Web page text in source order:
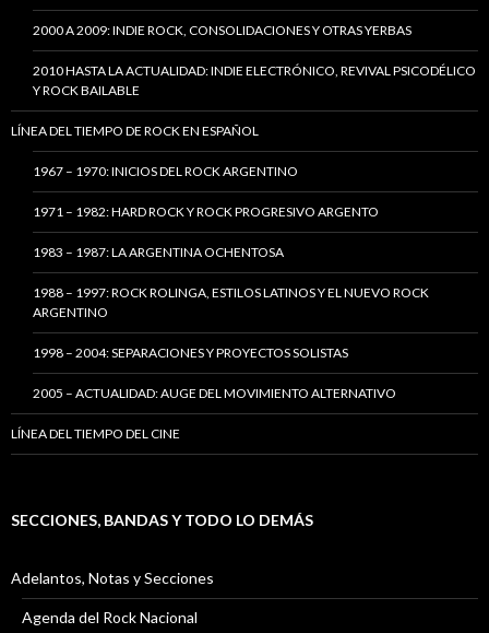
2000 A 2009: INDIE ROCK, CONSOLIDACIONES Y OTRAS YERBAS
2010 HASTA LA ACTUALIDAD: INDIE ELECTRÓNICO, REVIVAL PSICODÉLICO
Y ROCK BAILABLE
LÍNEA DEL TIEMPO DE ROCK EN ESPAÑOL
1967 – 1970: INICIOS DEL ROCK ARGENTINO
1971 – 1982: HARD ROCK Y ROCK PROGRESIVO ARGENTO
1983 – 1987: LA ARGENTINA OCHENTOSA
1988 – 1997: ROCK ROLINGA, ESTILOS LATINOS Y EL NUEVO ROCK
ARGENTINO
1998 – 2004: SEPARACIONES Y PROYECTOS SOLISTAS
2005 – ACTUALIDAD: AUGE DEL MOVIMIENTO ALTERNATIVO
LÍNEA DEL TIEMPO DEL CINE
SECCIONES, BANDAS Y TODO LO DEMÁS
Adelantos, Notas y Secciones
Agenda del Rock Nacional